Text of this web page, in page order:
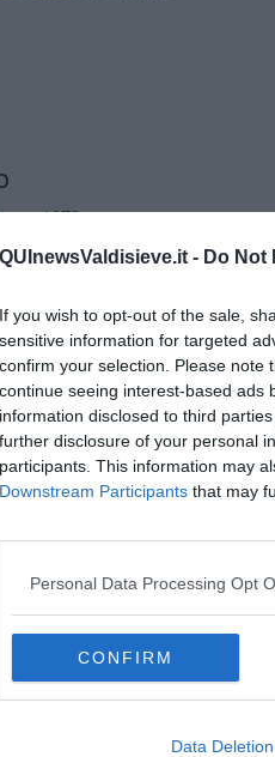
QUInewsValdisieve.it - Do Not
If you wish to opt-out of the sale,
sensitive information for targeted
confirm your selection. Please note
continue seeing interest-based ads
information disclosed to third
further disclosure of your personal
participants. This information may
Downstream Participants that may
Personal Data Processing Opt
CONFIRM
Data Deletion
1073
O Contratto di Mestiere39
Lavoro della Regione
alle offerte. L’accesso,
con l’utilizzo di SPID, CNS o
della Toscana iscriviti alla
direttamente nella tua casella di